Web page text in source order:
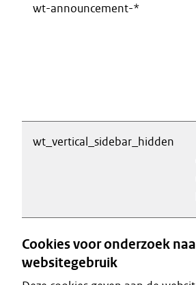
wt-announcement-*
wt_vertical_sidebar_hidden
Cookies voor onderzoek
websitegebruik